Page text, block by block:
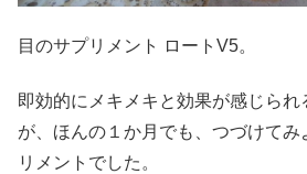
目のサプリメント ロートV5。
即効的にメキメキと効果が感じら
が、ほんの１か月でも、つづけて
リメントでした。